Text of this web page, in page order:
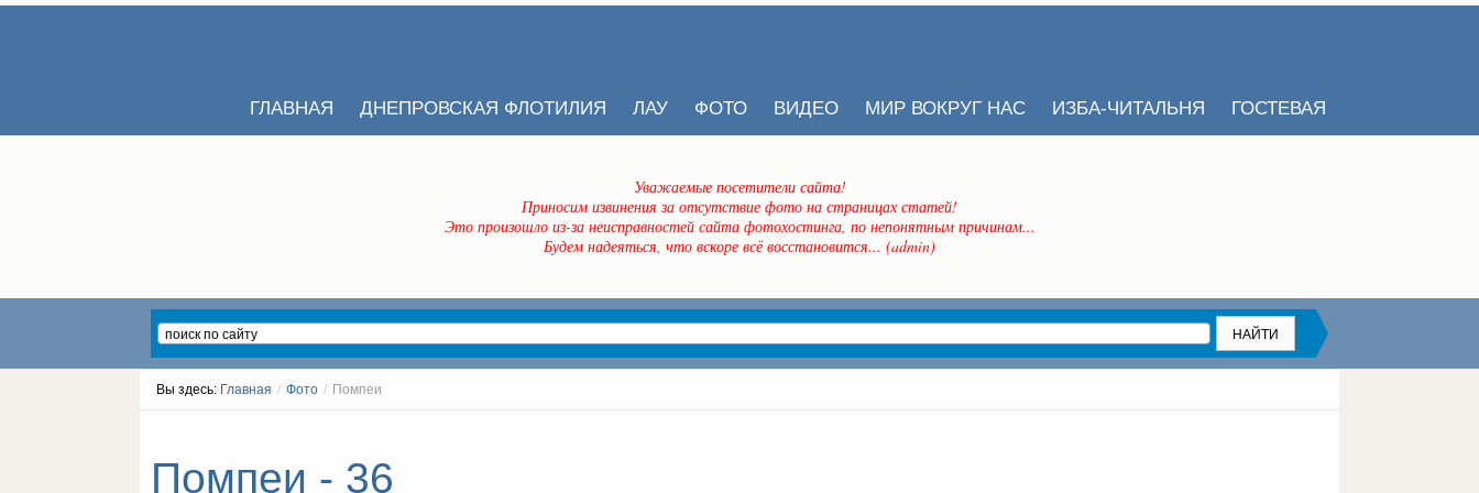
ГЛАВНАЯ ДНЕПРОВСКАЯ ФЛОТИЛИЯ ЛАУ ФОТО ВИДЕО МИР ВОКРУГ НАС ИЗБА-ЧИТАЛЬНЯ ГОСТЕВАЯ
Уважаемые посетители сайта!
Приносим извинения за отсутствие фото на страницах статей!
Это произошло из-за неисправностей сайта фотохостинга, по непонятным причинам...
Будем надеяться, что вскоре всё восстановится... (admin)
Вы здесь: Главная / Фото / Помпеи
Помпеи - 36